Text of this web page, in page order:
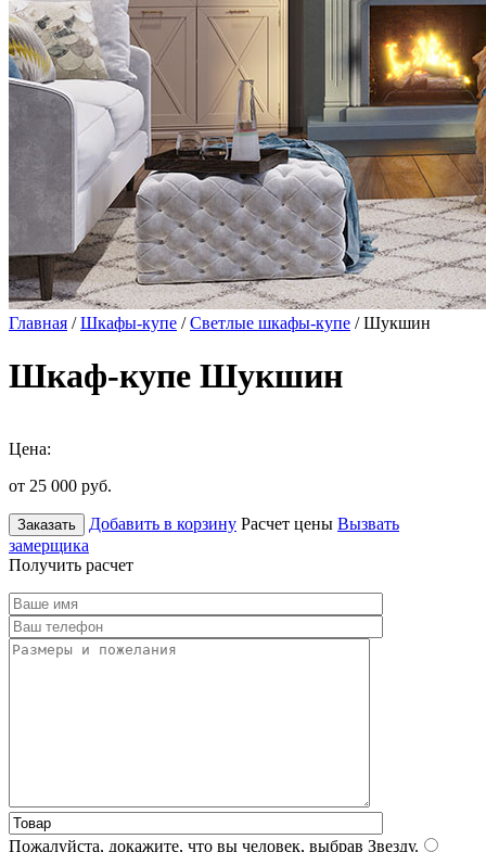
Главная /Шкафы-купе /Светлые шкафы-купе / Шукшин
Шкаф-купе Шукшин
Цена:
от 25 000 руб.
Заказать Добавить в корзину Расчет цены Вызвать
замерщика
Получить расчет
Пожалуйста, докажите, что вы человек, выбрав Звезду.